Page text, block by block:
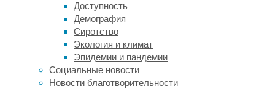
Доступность
Демография
Сиротство
Экология и климат
Эпидемии и пандемии
Социальные новости
Новости благотворительности
автор
нового
исследования
из
канадского
Университета
Куинс.